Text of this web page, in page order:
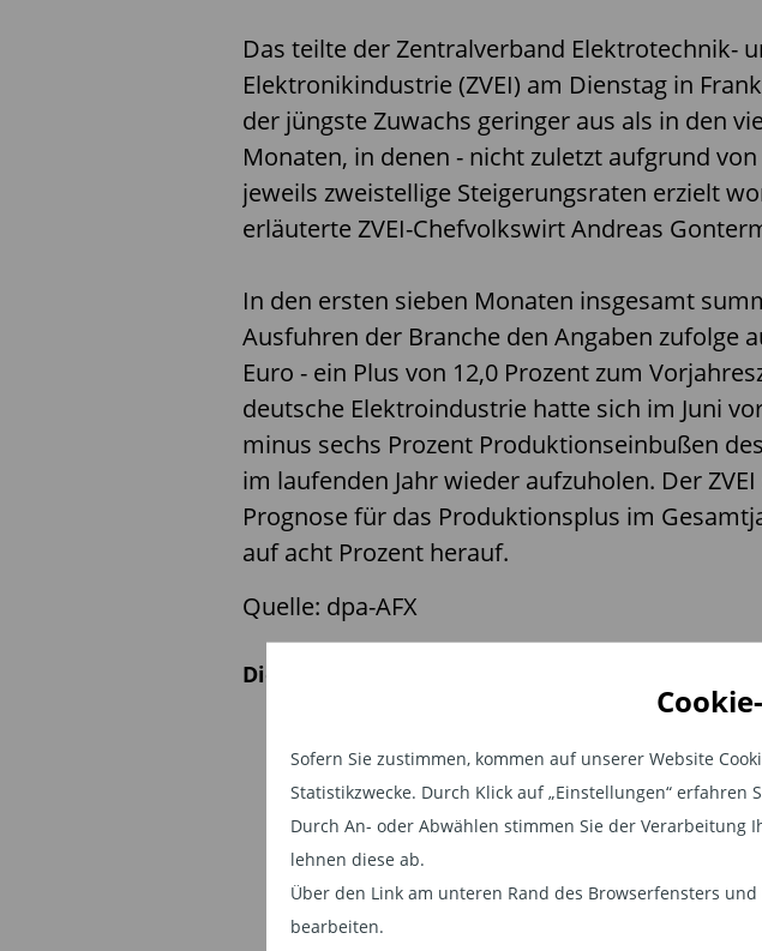
Sofern Sie zustimmen, kommen auf unserer Website
Statistikzwecke. Durch Klick auf „Einstellungen“ erfahren
Durch An- oder Abwählen stimmen Sie der Verarbeitung
lehnen diese ab.
Über den Link am unteren Rand des Browserfensters
bearbeiten.
Das teilte der Zentralverband Elektrotechnik-
Elektronikindustrie (ZVEI) am Dienstag in
der jüngste Zuwachs geringer aus als in den
Monaten, in denen - nicht zuletzt aufgrund
jeweils zweistellige Steigerungsraten erzielt
erläuterte ZVEI-Chefvolkswirt Andreas
In den ersten sieben Monaten insgesamt
Ausfuhren der Branche den Angaben zufolge
Euro - ein Plus von 12,0 Prozent zum
deutsche Elektroindustrie hatte sich im Juni
minus sechs Prozent Produktionseinbußen
im laufenden Jahr wieder aufzuholen. Der
Prognose für das Produktionsplus im
auf acht Prozent herauf.
Quelle: dpa-AFX
Diesen Beitrag teilen: